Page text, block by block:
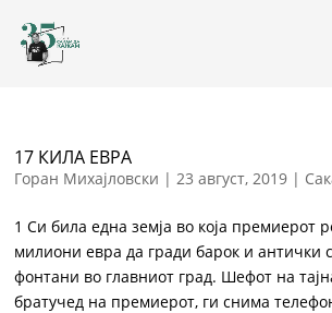
17 КИЛА ЕВРА
Горан Михајловски |23 август, 2019 |
1 Си била една земја во која премиерот
милиони евра да гради барок и антички
фонтани во главниот град. Шефот на
братучед на премиерот, ги снима